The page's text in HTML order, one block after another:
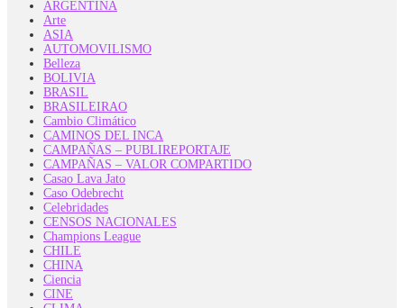
ARGENTINA
Arte
ASIA
AUTOMOVILISMO
Belleza
BOLIVIA
BRASIL
BRASILEIRAO
Cambio Climático
CAMINOS DEL INCA
CAMPAÑAS – PUBLIREPORTAJE
CAMPAÑAS – VALOR COMPARTIDO
Casao Lava Jato
Caso Odebrecht
Celebridades
CENSOS NACIONALES
Champions League
CHILE
CHINA
Ciencia
CINE